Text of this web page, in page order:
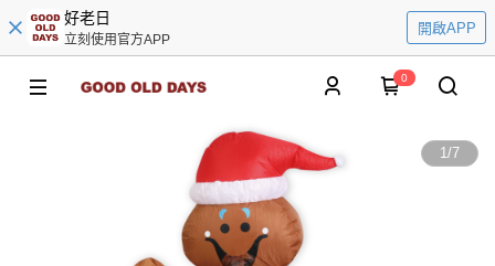
好老日
立刻使用官方APP
開啟APP
0
1/7